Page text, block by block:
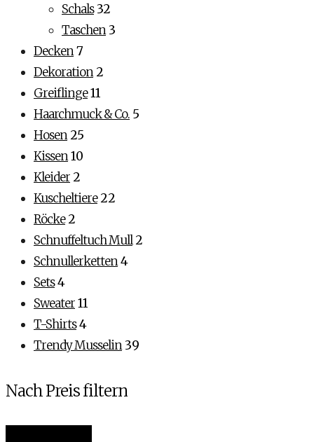
Schals32
Taschen3
Decken7
Dekoration 2
Greiflinge11
Haarchmuck & Co. 5
Hosen 25
Kissen10
Kleider 2
Kuscheltiere 22
Röcke 2
Schnuffeltuch Mull 2
Schnullerketten4
Sets4
Sweater11
T-Shirts4
Trendy Musselin39
Nach Preis filtern